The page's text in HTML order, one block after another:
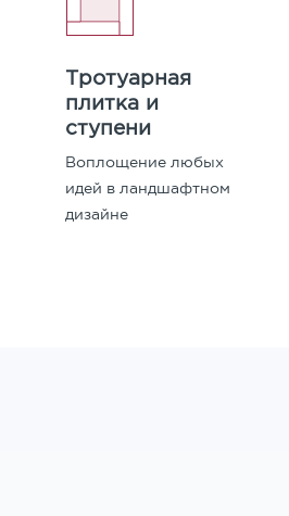
Тротуарная
плитка и
ступени
Воплощение любых
идей в ландшафтном
дизайне